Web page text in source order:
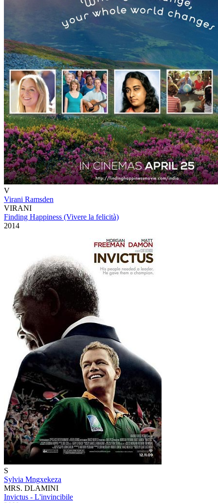
V
Virani Ramsden
VIRANI
Finding Happiness (Vivere la felicità)
2014
S
Sylvia Mngxekeza
MRS. DLAMINI
Invictus - L'invincibile